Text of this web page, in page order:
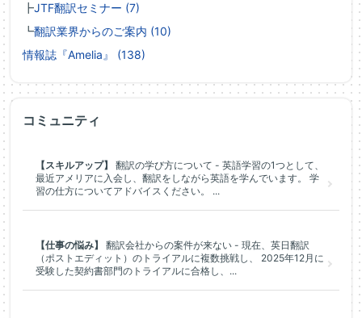
┣JTF翻訳セミナー (7)
┗翻訳業界からのご案内 (10)
情報誌『Amelia』 (138)
コミュニティ
【スキルアップ】
翻訳の学び方について - 英語学習の1つとして、
最近アメリアに入会し、翻訳をしながら英語を学んでいます。 学
習の仕方についてアドバイスください。 ...
【仕事の悩み】
翻訳会社からの案件が来ない - 現在、英日翻訳
（ポストエディット）のトライアルに複数挑戦し、 2025年12月に
受験した契約書部門のトライアルに合格し、...